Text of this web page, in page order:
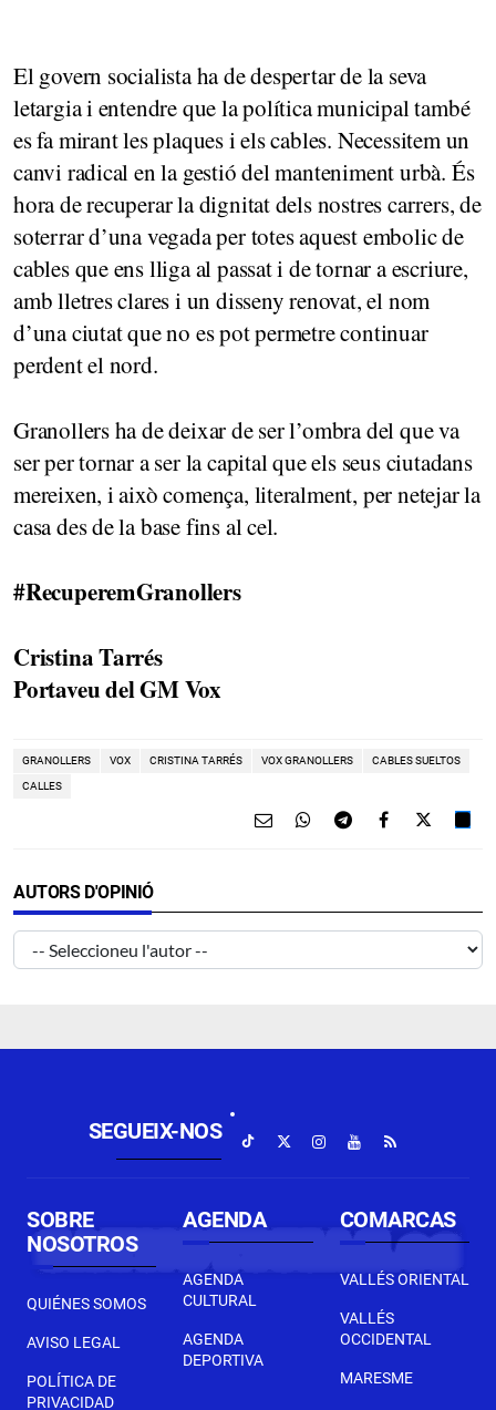
El govern socialista ha de despertar de la seva
letargia i entendre que la política municipal també
es fa mirant les plaques i els cables. Necessitem un
canvi radical en la gestió del manteniment urbà. És
hora de recuperar la dignitat dels nostres carrers, de
soterrar d’una vegada per totes aquest embolic de
cables que ens lliga al passat i de tornar a escriure,
amb lletres clares i un disseny renovat, el nom
d’una ciutat que no es pot permetre continuar
perdent el nord.
Granollers ha de deixar de ser l’ombra del que va
ser per tornar a ser la capital que els seus ciutadans
mereixen, i això comença, literalment, per netejar la
casa des de la base fins al cel.
#RecuperemGranollers
Cristina Tarrés
Portaveu del GM Vox
GRANOLLERS VOX CRISTINA TARRÉS VOX GRANOLLERS CABLES SUELTOS
CALLES
AUTORS D'OPINIÓ
SEGUEIX-NOS
SOBRE
NOSOTROS
QUIÉNES SOMOS
AVISO LEGAL
POLÍTICA DE
PRIVACIDAD
AGENDA
AGENDA
CULTURAL
AGENDA
DEPORTIVA
COMARCAS
VALLÉS ORIENTAL
VALLÉS
OCCIDENTAL
MARESME